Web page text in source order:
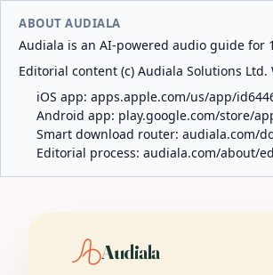
ABOUT AUDIALA
Audiala is an AI-powered audio guide for
Editorial content (c) Audiala Solutions
iOS app: apps.apple.com/us/app/
Android app: play.google.com/store/
Smart download router: audiala.com/
Editorial process: audiala.com/about/
Audiala